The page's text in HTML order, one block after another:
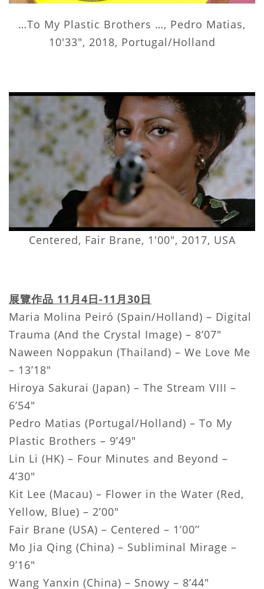
…To My Plastic Brothers …, Pedro Matias,
10'33", 2018, Portugal/Holland
Centered, Fair Brane, 1'00", 2017, USA
展覽作品 11月4日-11月30日
Maria Molina Peiró (Spain/Holland) – Digital
Trauma (And the Crystal Image) – 8’07"
Naween Noppakun (Thailand) – We Love Me
– 13’18"
Hiroya Sakurai (Japan) – The Stream VIII –
6’54"
Pedro Matias (Portugal/Holland) – To My
Plastic Brothers – 9’49"
Lin Li (HK) – Four Minutes and Beyond –
4’30"
Kit Lee (Macau) – Flower in the Water (Red,
Yellow, Blue) – 2’00"
Fair Brane (USA) – Centered – 1’00’’
Mo Jia Qing (China) – Subliminal Mirage –
9’16"
Wang Yanxin (China) – Snowy – 8’44"